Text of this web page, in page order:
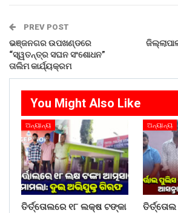
PREV POST
ଭଞ୍ଜନଗର ଉପଖଣ୍ଡରେ
“ସ୍ୱତନ୍ତ୍ର ସଘନ ସଂଶୋଧନ”
ତାଲିମ କାର୍ଯ୍ୟକ୍ରମ
You Might Also Like
ଅନ୍ୟାନ୍ୟ
ତିର୍ତ୍ତୋଲରେ ୧୮ ଲକ୍ଷ ଟଙ୍କା
ଅନ୍ୟାନ୍ୟ